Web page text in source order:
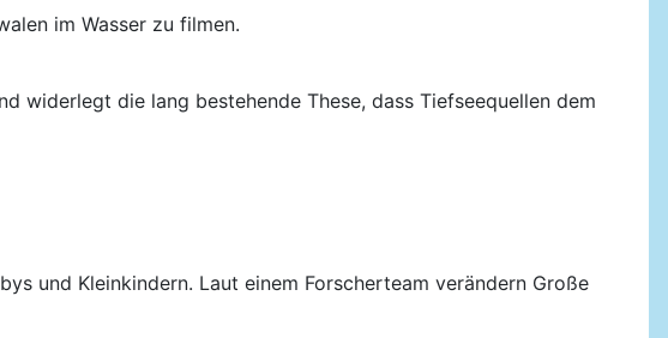
im Wasser zu filmen.
widerlegt die lang bestehende These, dass Tiefseequellen dem
und Kleinkindern. Laut einem Forscherteam verändern Große